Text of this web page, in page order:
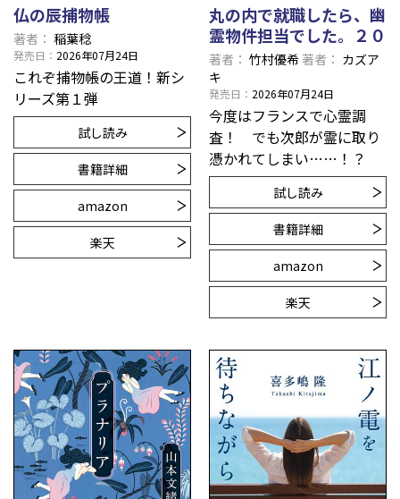
仏の辰捕物帳
著者 稲葉稔
発売日 2026年07月24日
これぞ捕物帳の王道！新シ
リーズ第１弾
試し読み
書籍詳細
amazon
楽天
丸の内で就職したら、幽
霊物件担当でした。２０
著者 竹村優希著者
カズア
キ
発売日 2026年07月24日
今度はフランスで心霊調
査！ でも次郎が霊に取り
憑かれてしまい……！？
試し読み
書籍詳細
amazon
楽天